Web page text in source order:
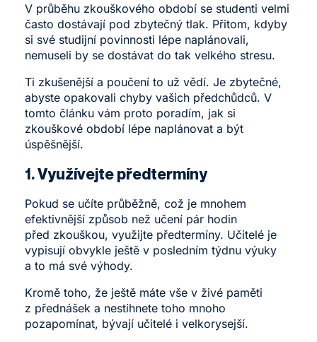
V průběhu zkouškového období se studenti velmi
často dostávají pod zbytečný tlak. Přitom, kdyby
si své studijní povinnosti lépe naplánovali,
nemuseli by se dostávat do tak velkého stresu.
Ti zkušenější a poučení to už vědí. Je zbytečné,
abyste opakovali chyby vašich předchůdců. V
tomto článku vám proto poradím, jak si
zkouškové období lépe naplánovat a být
úspěšnější.
1. Využívejte předtermíny
Pokud se učíte průběžně, což je mnohem
efektivnější způsob než učení pár hodin
před zkouškou, využijte předtermíny. Učitelé je
vypisují obvykle ještě v posledním týdnu výuky
a to má své výhody.
Kromě toho, že ještě máte vše v živé paměti
z přednášek a nestihnete toho mnoho
pozapomínat, bývají učitelé i velkorysejší.